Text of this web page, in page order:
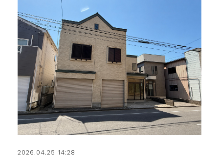
2026.04.25 14:28